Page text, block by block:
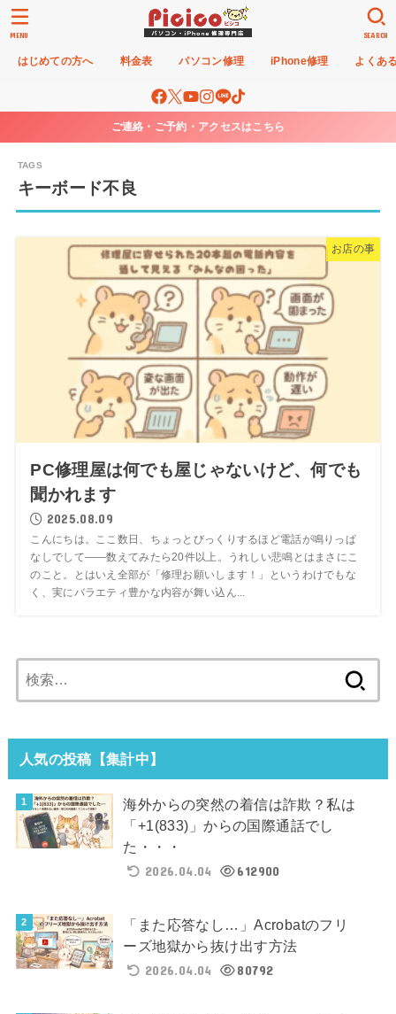
はじめての方へ 料金表 パソコン修理 iPhone修理 よくあ
SEARCH
MENU
ご連絡・ご予約・アクセスはこちら
キーボード不良
お店の事
PC修理屋は何でも屋じゃないけど、何でも
聞かれます
2025.08.09
こんにちは。ここ数日、ちょっとびっくりするほど電話が鳴りっぱ
なしでして——数えてみたら20件以上。うれしい悲鳴とはまさにこ
のこと。とはいえ全部が「修理お願いします！」というわけでもな
く、実にバラエティ豊かな内容が舞い込ん...
索:
人気の投稿【集計中】
海外からの突然の着信は詐欺？私は
「+1(833)」からの国際通話でし
た・・・
2026.04.04
612900
「また応答なし…」Acrobatのフリ
ーズ地獄から抜け出す方法
2026.04.04
80792